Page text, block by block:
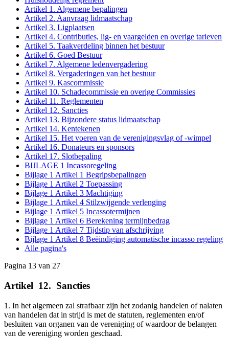
Artikel 1. Algemene bepalingen
Artikel 2. Aanvraag lidmaatschap
Artikel 3. Ligplaatsen
Artikel 4. Contributies, lig- en vaargelden en overige tarieven
Artikel 5. Taakverdeling binnen het bestuur
Artikel 6. Goed Bestuur
Artikel 7. Algemene ledenvergadering
Artikel 8. Vergaderingen van het bestuur
Artikel 9. Kascommissie
Artikel 10. Schadecommissie en overige Commissies
Artikel 11. Reglementen
Artikel 12. Sancties
Artikel 13. Bijzondere status lidmaatschap
Artikel 14. Kentekenen
Artikel 15. Het voeren van de verenigingsvlag of -wimpel
Artikel 16. Donateurs en sponsors
Artikel 17. Slotbepaling
BIJLAGE 1 Incassoregeling
Bijlage 1 Artikel 1 Begripsbepalingen
Bijlage 1 Artikel 2 Toepassing
Bijlage 1 Artikel 3 Machtiging
Bijlage 1 Artikel 4 Stilzwijgende verlenging
Bijlage 1 Artikel 5 Incassotermijnen
Bijlage 1 Artikel 6 Berekening termijnbedrag
Bijlage 1 Artikel 7 Tijdstip van afschrijving
Bijlage 1 Artikel 8 Beëindiging automatische incasso regeling
Alle pagina's
Pagina 13 van 27
Artikel 12. Sancties
1. In het algemeen zal strafbaar zijn het zodanig handelen of nalaten
van handelen dat in strijd is met de statuten, reglementen en/of
besluiten van organen van de vereniging of waardoor de belangen
van de vereniging worden geschaad.